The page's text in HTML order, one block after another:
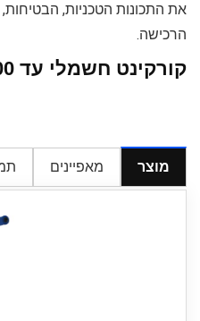
את התכונות הטכניות,
הרכישה.
קורקינט חשמלי עד 4000 ש"ח
מוצר מאפיינים